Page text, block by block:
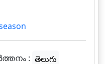
: తెలుగు